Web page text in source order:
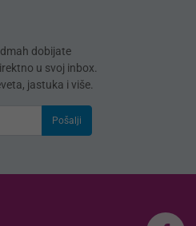
dobijate
u svoj inbox.
jastuka i više.
Pošalji